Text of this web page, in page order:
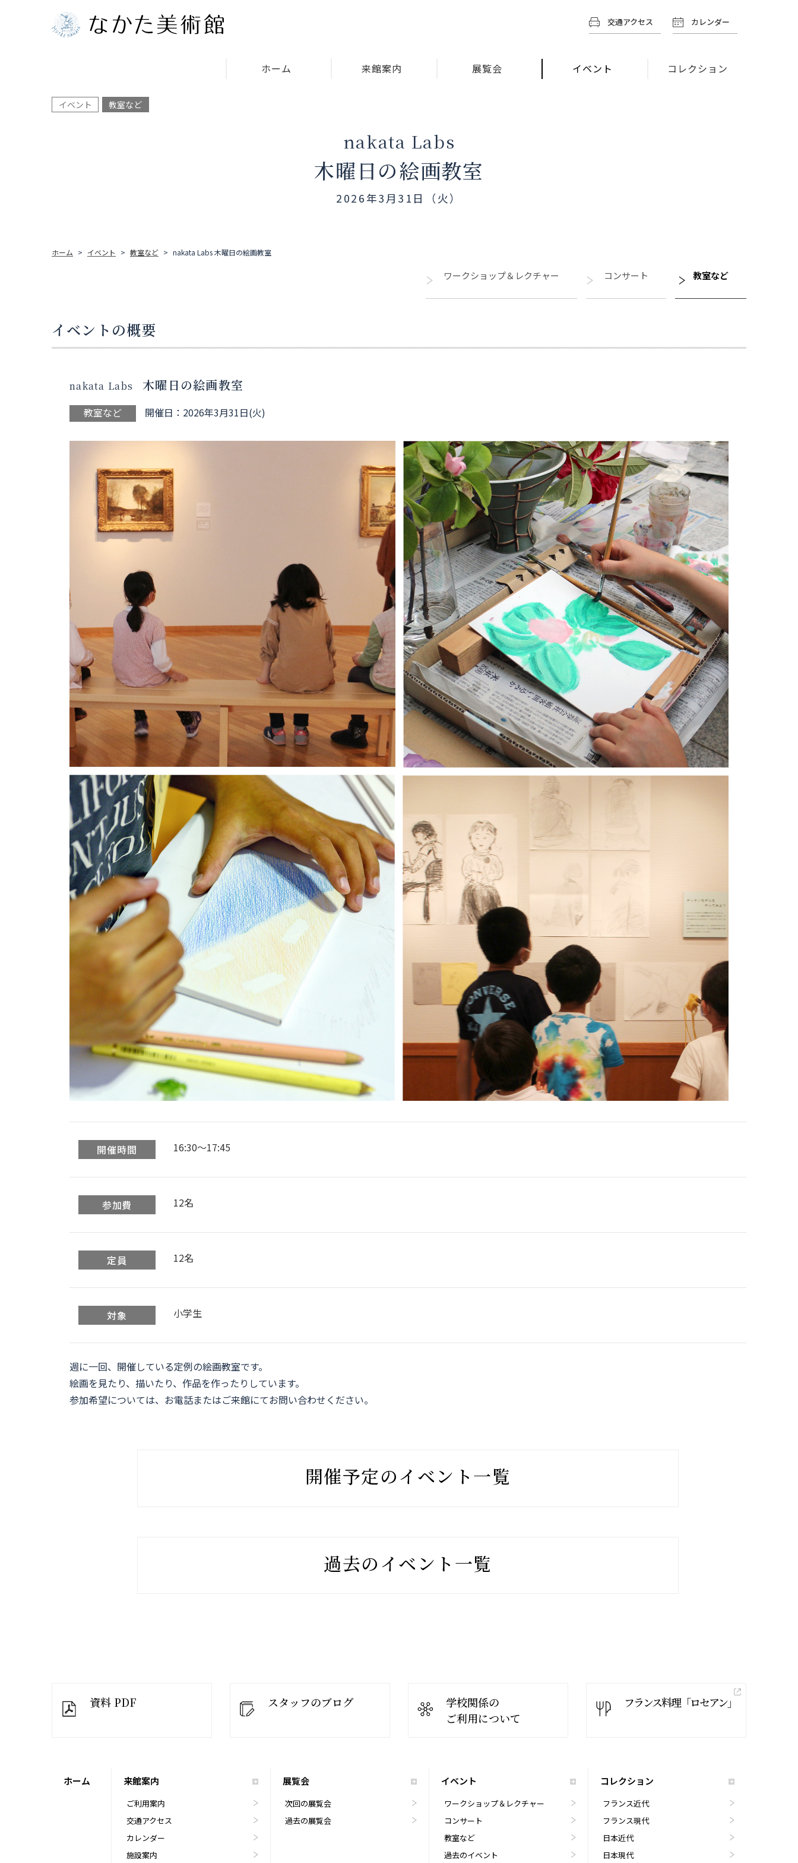
交通アクセス カレンダー
ホーム 来館案内 展覧会 イベント コレクション
イベント 教室など
nakata Labs
木曜日の絵画教室
2026年3月31日（火）
ホーム イベント 教室など nakata Labs 木曜日の絵画教室
ワークショップ＆レクチャー コンサート 教室など
イベントの概要
nakata Labs 木曜日の絵画教室
教室など 開催日：2026年3月31日(火)
開催時間 16:30〜17:45
参加費 12名
定員 12名
対象 小学生
週に一回、開催している定例の絵画教室です。
絵画を見たり、描いたり、作品を作ったりしています。
参加希望については、お電話またはご来館にてお問い合わせください。
開催予定のイベント一覧
過去のイベント一覧
資料 PDF スタッフのブログ
学校関係の
ご利用について
フランス料理「ロセアン」
ホーム 来館案内
ご利用案内
交通アクセス
カレンダー
施設案内
展覧会
次回の展覧会
過去の展覧会
イベント
ワークショップ＆レクチャー
コンサート
教室など
過去のイベント
コレクション
フランス近代
フランス現代
日本近代
日本現代